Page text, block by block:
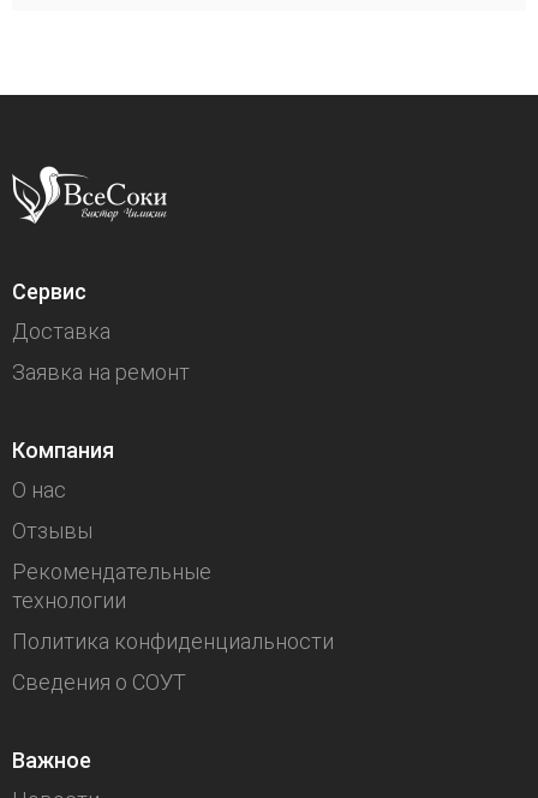
Сервис
Доставка
Заявка на ремонт
Компания
О нас
Отзывы
Рекомендательные
технологии
Политика конфиденциальности
Сведения о СОУТ
Важное